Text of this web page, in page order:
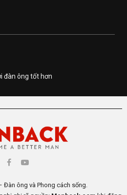
đàn ông tốt hơn
Đàn ông và Phong cách sống.